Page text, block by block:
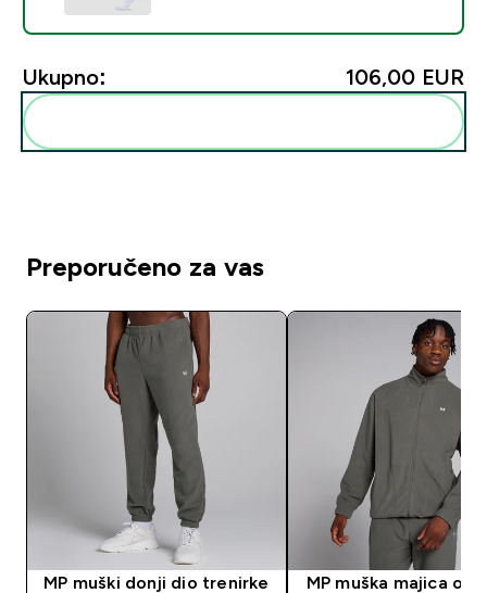
Ukupno: 106,00 EUR‎
Preporučeno za vas
MP muški donji dio trenirke
MP muška majica od